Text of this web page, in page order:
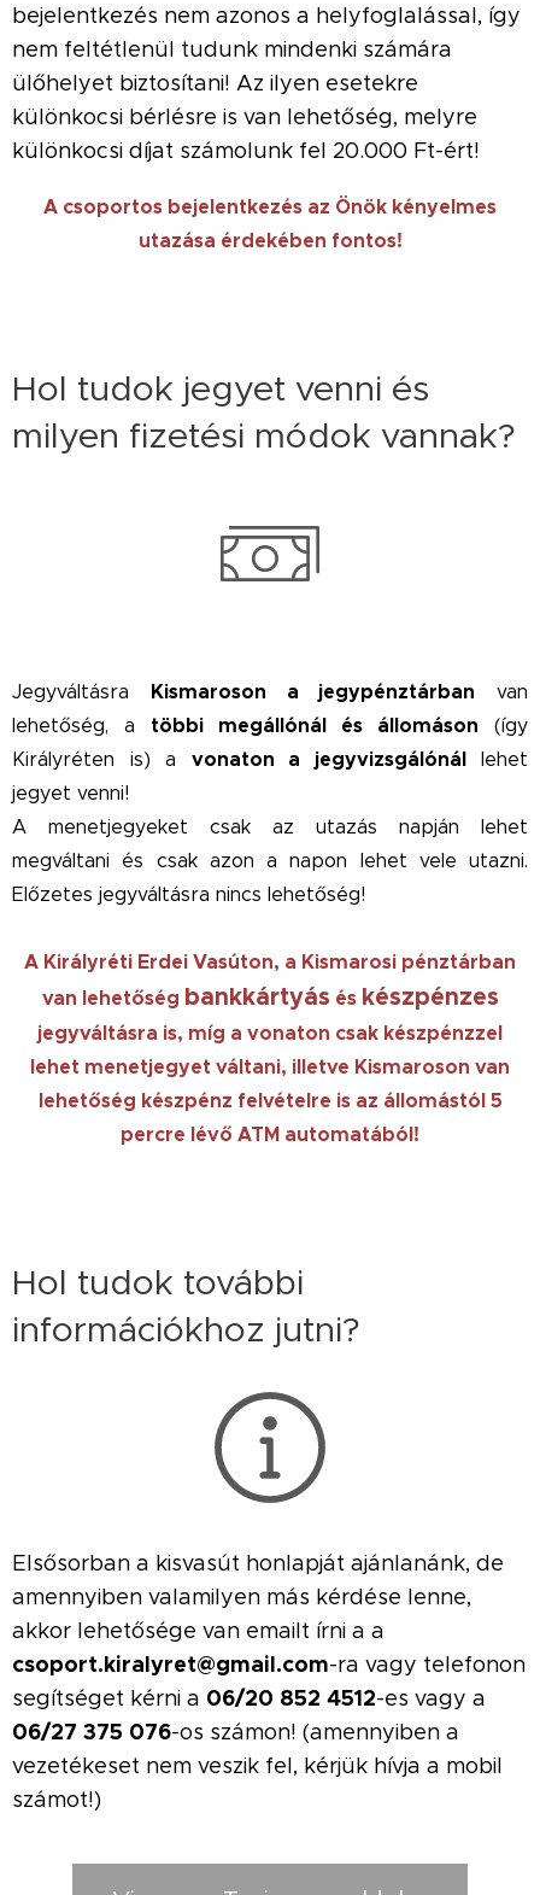
bejelentkezés nem azonos a helyfoglalással, így
nem feltétlenül tudunk mindenki számára
ülőhelyet biztosítani! Az ilyen esetekre
különkocsi bérlésre is van lehetőség, melyre
különkocsi díjat számolunk fel 20.000 Ft-ért!
A csoportos bejelentkezés az Önök kényelmes
utazása érdekében fontos!
Hol tudok jegyet venni és
milyen fizetési módok vannak?
Jegyváltásra Kismaroson a jegypénztárban van
lehetőség, a többi megállónál és állomáson (így
Királyréten is) a vonaton a jegyvizsgálónállehet
jegyet venni!
A menetjegyeket csak az utazás napján lehet
megváltani és csak azon a napon lehet vele utazni.
Előzetes jegyváltásra nincs lehetőség!
A Királyréti Erdei Vasúton, a Kismarosi pénztárban
van lehetőség bankkártyás és készpénzes
jegyváltásra is, míg a vonaton csak készpénzzel
lehet menetjegyet váltani, illetve Kismaroson van
lehetőség készpénz felvételre is az állomástól 5
percre lévő ATM automatából!
Hol tudok további
információkhoz jutni?
Elsősorban a kisvasút honlapját ajánlanánk, de
amennyiben valamilyen más kérdése lenne,
akkor lehetősége van emailt írni a a
csoport.kiralyret@gmail.com-ra vagy telefonon
segítséget kérni a 06/20 852 4512-es vagy a
06/27 375 076-os számon! (amennyiben a
vezetékeset nem veszik fel, kérjük hívja a mobil
számot!)